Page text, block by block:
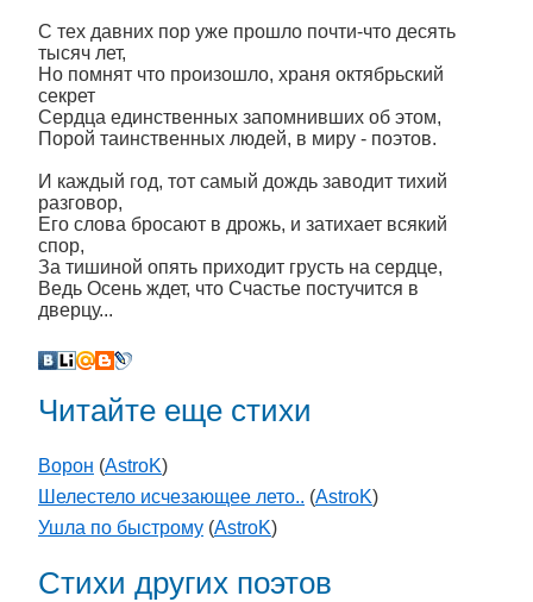
С тех давних пор уже прошло почти-что десять
тысяч лет,
Но помнят что произошло, храня октябрьский
секрет
Сердца единственных запомнивших об этом,
Порой таинственных людей, в миру - поэтов.
И каждый год, тот самый дождь заводит тихий
разговор,
Его слова бросают в дрожь, и затихает всякий
спор,
За тишиной опять приходит грусть на сердце,
Ведь Осень ждет, что Счастье постучится в
дверцу...
Читайте еще стихи
Ворон (AstroK)
Шелестело исчезающее лето.. (AstroK)
Ушла по быстрому (AstroK)
Стихи других поэтов